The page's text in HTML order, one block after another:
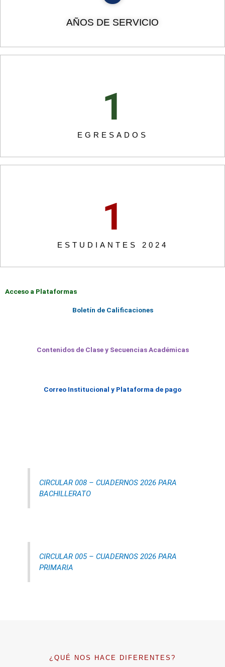
AÑOS DE SERVICIO
EGRESADOS
1
ESTUDIANTES 2024
1
Acceso a Plataformas
Boletín de Calificaciones
Contenidos de Clase y Secuencias Académicas
Correo Institucional y Plataforma de pago
CIRCULAR 008 – CUADERNOS 2026 PARA
BACHILLERATO
CIRCULAR 005 – CUADERNOS 2026 PARA
PRIMARIA
¿QUÉ NOS HACE DIFERENTES?